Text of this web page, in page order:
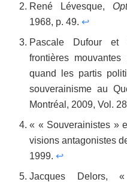
René Lévesque,
1968, p. 49. ↩
Pascale Dufour et
frontières
quand les partis
souverainisme au
Montréal, 2009, Vol.
« « Souverainistes »
visions antagonistes
1999. ↩
Jacques Delors,